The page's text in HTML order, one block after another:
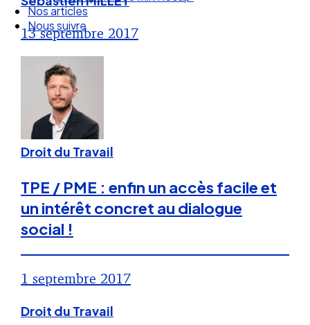
Nos articles
Nous suivre
13 septembre 2017
Droit du Travail
TPE / PME : enfin un accès facile et
un intérêt concret au dialogue
social !
1 septembre 2017
Droit du Travail